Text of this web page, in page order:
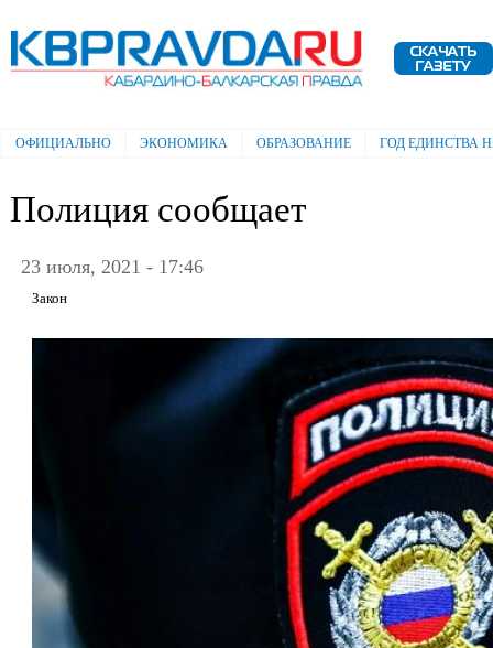
Электронная газета "Кабардино-
Балкарская правда"
Главное меню
ОФИЦИАЛЬНО ЭКОНОМИКА ОБРАЗОВАНИЕ ГОД ЕДИНСТВА
Полиция сообщает
23 июля, 2021 - 17:46
Закон